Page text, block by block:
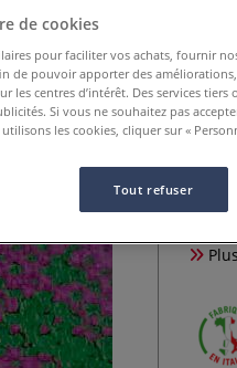
dont
Plus
de cookies
pour faciliter vos achats, fournir
de pouvoir apporter des
les centres d’intérêt. Des services tiers
Si vous ne souhaitez pas
les cookies, cliquer sur «
Tout refuser